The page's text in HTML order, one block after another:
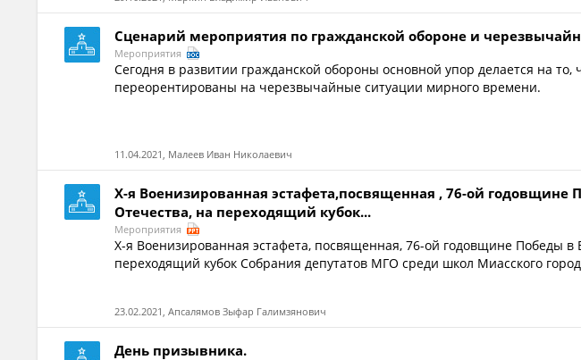
Сценарий мероприятия по гражданской обороне и
Мероприятия
Сегодня в развитии гражданской обороны основной упор делается на
переорентированы на черезвычайные ситуации мирного времени.
11.04.2021, Малеев Иван Николаевич
X-я Военизированная эстафета,посвященная , 76-ой
Отечества, на переходящий кубок...
Мероприятия
X-я Военизированная эстафета, посвященная, 76-ой годовщине Победы
переходящий кубок Собрания депутатов МГО среди школ Миасского
23.02.2021, Апсалямов Зыфар Галимзянович
День призывника.